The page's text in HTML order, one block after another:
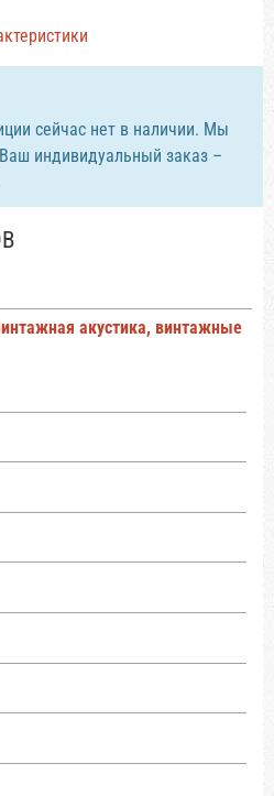
акустика, винтажные
сейчас нет в наличии. Мы
индивидуальный заказ –